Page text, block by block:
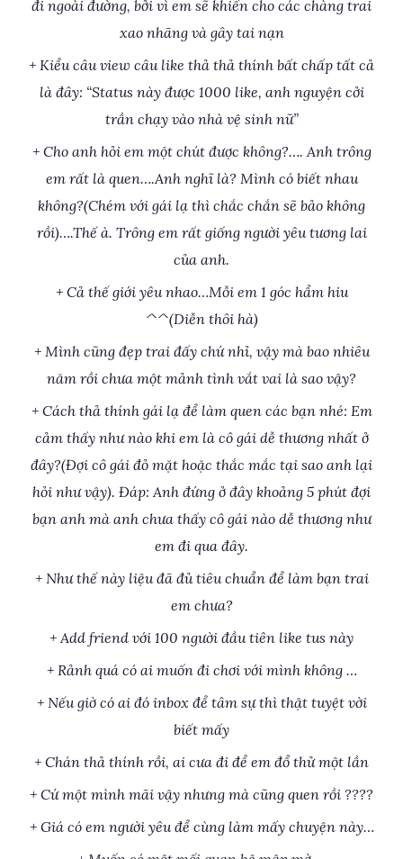
đi ngoài đường, bởi vì em sẽ khiến cho các chàng trai
xao nhãng và gây tai nạn
+ Kiểu câu view câu like thả thả thính bất chấp tất cả
là đây: “Status này được 1000 like, anh nguyện cởi
trần chạy vào nhà vệ sinh nữ”
+ Cho anh hỏi em một chút được không?…. Anh trông
em rất là quen….Anh nghĩ là? Mình có biết nhau
không?(Chém với gái lạ thì chắc chắn sẽ bảo không
rồi)….Thế à. Trông em rất giống người yêu tương lai
của anh.
+ Cả thế giới yêu nhao…Mỗi em 1 góc hẩm hiu
^^(Diễn thôi hà)
+ Mình cũng đẹp trai đấy chứ nhỉ, vậy mà bao nhiêu
năm rồi chưa một mảnh tình vắt vai là sao vậy?
+ Cách thả thính gái lạ để làm quen các bạn nhé: Em
cảm thấy như nào khi em là cô gái dễ thương nhất ở
đây?(Đợi cô gái đỏ mặt hoặc thắc mắc tại sao anh lại
hỏi như vậy). Đáp: Anh đứng ở đây khoảng 5 phút đợi
bạn anh mà anh chưa thấy cô gái nào dễ thương như
em đi qua đây.
+ Như thế này liệu đã đủ tiêu chuẩn để làm bạn trai
em chưa?
+ Add friend với 100 người đầu tiên like tus này
+ Rảnh quá có ai muốn đi chơi với mình không …
+ Nếu giờ có ai đó inbox để tâm sự thì thật tuyệt vời
biết mấy
+ Chán thả thính rồi, ai cưa đi để em đổ thử một lần
+ Cứ một mình mãi vậy nhưng mà cũng quen rồi ????
+ Giá có em người yêu để cùng làm mấy chuyện này…